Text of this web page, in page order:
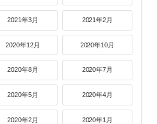
2021年3月 2021年2月
2020年12月 2020年10月
2020年8月 2020年7月
2020年5月 2020年4月
2020年2月 2020年1月